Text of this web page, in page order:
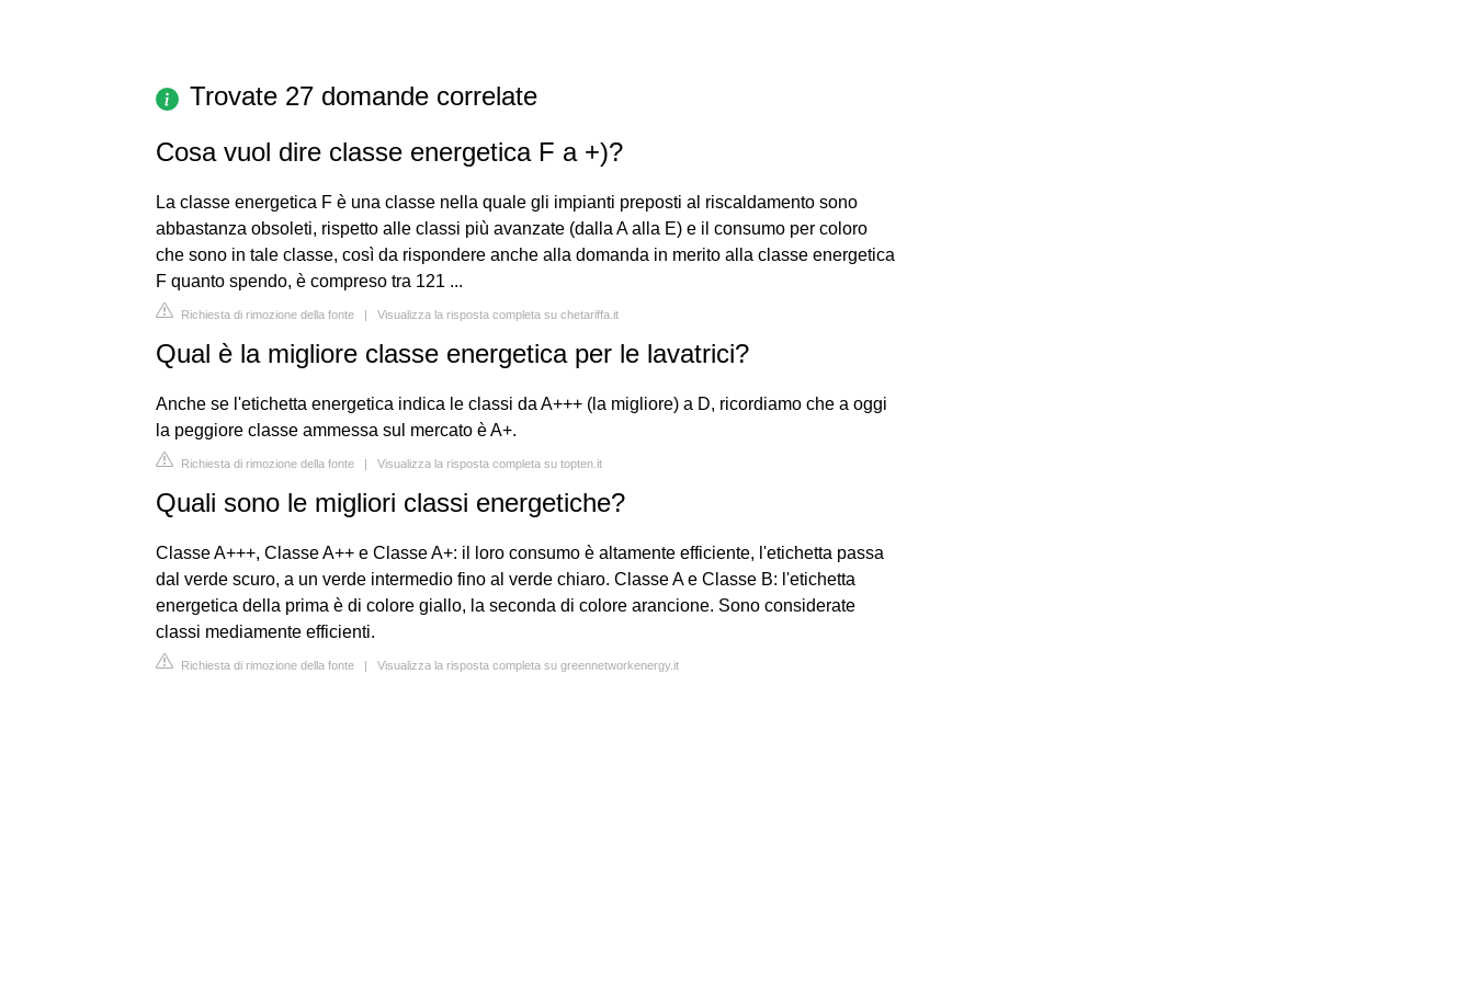
Trovate 27 domande correlate
Cosa vuol dire classe energetica F a +)?
La classe energetica F è una classe nella quale gli impianti preposti al riscaldamento sono
abbastanza obsoleti, rispetto alle classi più avanzate (dalla A alla E) e il consumo per coloro
che sono in tale classe, così da rispondere anche alla domanda in merito alla classe energetica
F quanto spendo, è compreso tra 121 ...
Richiesta di rimozione della fonte | Visualizza la risposta completa su chetariffa.it
Qual è la migliore classe energetica per le lavatrici?
Anche se l'etichetta energetica indica le classi da A+++ (la migliore) a D, ricordiamo che a oggi
la peggiore classe ammessa sul mercato è A+.
Richiesta di rimozione della fonte | Visualizza la risposta completa su topten.it
Quali sono le migliori classi energetiche?
Classe A+++, Classe A++ e Classe A+: il loro consumo è altamente efficiente, l'etichetta passa
dal verde scuro, a un verde intermedio fino al verde chiaro. Classe A e Classe B: l'etichetta
energetica della prima è di colore giallo, la seconda di colore arancione. Sono considerate
classi mediamente efficienti.
Richiesta di rimozione della fonte | Visualizza la risposta completa su greennetworkenergy.it